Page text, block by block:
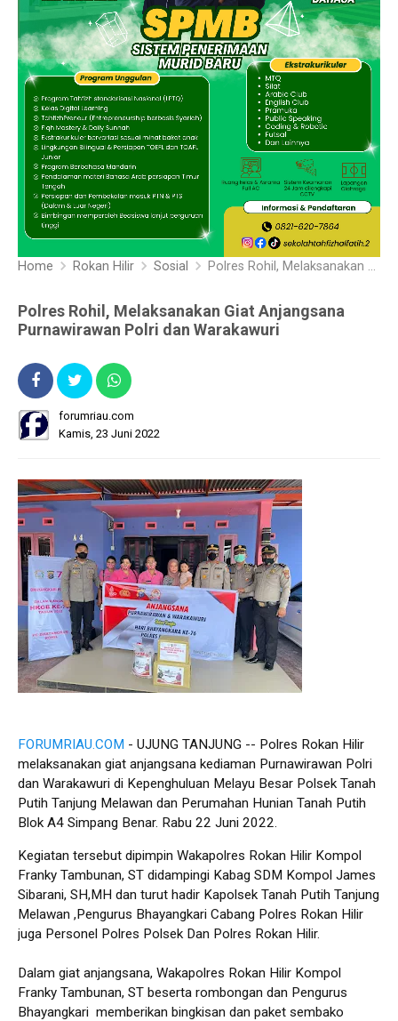
Home Rokan Hilir Sosial Polres Rohil, Melaksanakan Giat Anjangsana Purnawirawan Polri dan Warakawuri
Polres Rohil, Melaksanakan Giat Anjangsana
Purnawirawan Polri dan Warakawuri
forumriau.com
Kamis, 23 Juni 2022
FORUMRIAU.COM - UJUNG TANJUNG -- Polres Rokan Hilir
melaksanakan giat anjangsana kediaman Purnawirawan Polri
dan Warakawuri di Kepenghuluan Melayu Besar Polsek Tanah
Putih Tanjung Melawan dan Perumahan Hunian Tanah Putih
Blok A4 Simpang Benar. Rabu 22 Juni 2022.
Kegiatan tersebut dipimpin Wakapolres Rokan Hilir Kompol
Franky Tambunan, ST didampingi Kabag SDM Kompol James
Sibarani, SH,MH dan turut hadir Kapolsek Tanah Putih Tanjung
Melawan ,Pengurus Bhayangkari Cabang Polres Rokan Hilir
juga Personel Polres Polsek Dan Polres Rokan Hilir.
Dalam giat anjangsana, Wakapolres Rokan Hilir Kompol
Franky Tambunan, ST beserta rombongan dan Pengurus
Bhayangkari memberikan bingkisan dan paket sembako